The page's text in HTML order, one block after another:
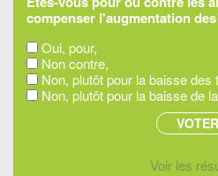
compenser l'augmentation
Oui, pour,
Non contre,
Non, plutôt pour la baisse des
Non, plutôt pour la baisse de
Voir les